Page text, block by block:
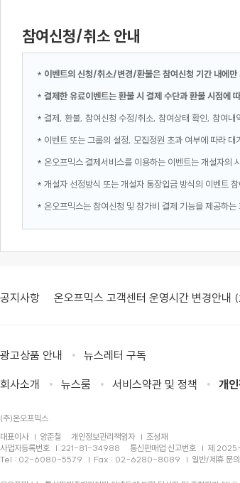
참여신청/취소 안내
* 이벤트의 신청/취소/변경/환불은 참여신청 기간 내에만
* 결제한 유료이벤트는 환불 시 결제 수단과 환불 시점에
* 결제, 환불, 참여신청 수정/취소, 참여상태 확인, 참여내
* 이벤트 또는 그룹의 설정, 모집정원 초과 여부에 따라 대
* 온오프믹스 결제서비스를 이용하는 이벤트는 개설자의
* 개설자 선정방식 또는 개설자 통장입금 방식의 이벤트
* 온오프믹스는 참여신청 및 참가비 결제 기능을 제공하
공지사항 온오프믹스 고객센터 운영시간 변경안
광고상품 안내 뉴스레터 구독
회사소개 뉴스룸 서비스약관 및 정책 개
(주)온오프믹스
대표이사
양준철 개인정보관리책임자
조성재
사업자등록번호
221-81-34988 통신판매업 신고번호 제
Tel : 02-6080-5579
Fax : 02-6280-8089 일반/제휴 문